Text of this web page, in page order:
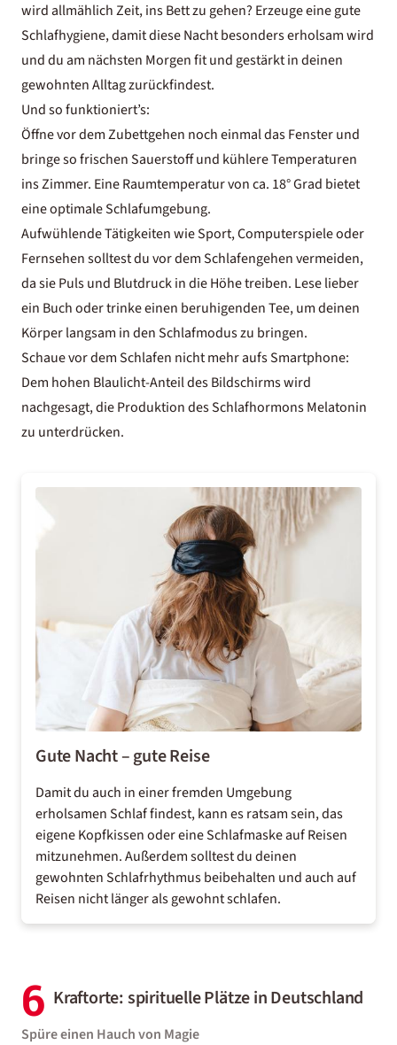
wird allmählich Zeit, ins Bett zu gehen? Erzeuge eine gute
Schlafhygiene, damit diese Nacht besonders erholsam wird
und du am nächsten Morgen fit und gestärkt in deinen
gewohnten Alltag zurückfindest.
Und so funktioniert’s:
Öffne vor dem Zubettgehen noch einmal das Fenster und
bringe so frischen Sauerstoff und kühlere Temperaturen
ins Zimmer. Eine Raumtemperatur von ca. 18° Grad bietet
eine optimale Schlafumgebung.
Aufwühlende Tätigkeiten wie Sport, Computerspiele oder
Fernsehen solltest du vor dem Schlafengehen vermeiden,
da sie Puls und Blutdruck in die Höhe treiben. Lese lieber
ein Buch oder trinke einen beruhigenden Tee, um deinen
Körper langsam in den Schlafmodus zu bringen.
Schaue vor dem Schlafen nicht mehr aufs Smartphone:
Dem hohen Blaulicht-Anteil des Bildschirms wird
nachgesagt, die Produktion des Schlafhormons Melatonin
zu unterdrücken.
Gute Nacht – gute Reise
Damit du auch in einer fremden Umgebung
erholsamen Schlaf findest, kann es ratsam sein, das
eigene Kopfkissen oder eine Schlafmaske auf Reisen
mitzunehmen. Außerdem solltest du deinen
gewohnten Schlafrhythmus beibehalten und auch auf
Reisen nicht länger als gewohnt schlafen.
6 Kraftorte: spirituelle Plätze in Deutschland
Spüre einen Hauch von Magie